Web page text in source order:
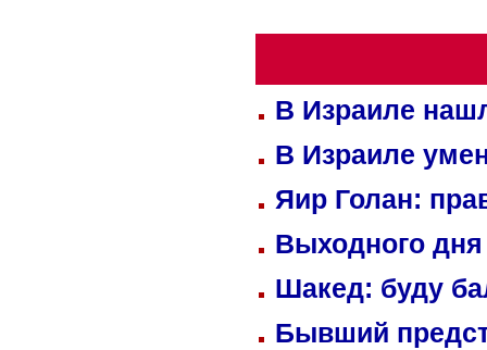
В Израиле
В Израиле
Яир Голан:
Выходного
Шакед: буду
Бывший